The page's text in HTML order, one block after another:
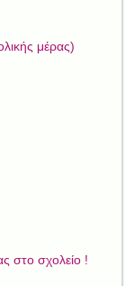
μέρας)
στο σχολείο !